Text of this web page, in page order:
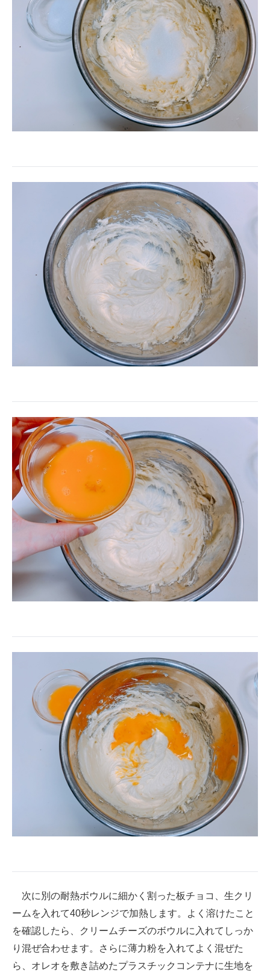
次に別の耐熱ボウルに細かく割った板チョコ、生クリ
ームを入れて40秒レンジで加熱します。よく溶けたこと
を確認したら、クリームチーズのボウルに入れてしっか
り混ぜ合わせます。さらに薄力粉を入れてよく混ぜた
ら、オレオを敷き詰めたプラスチックコンテナに生地を